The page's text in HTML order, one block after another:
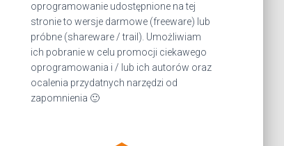
oprogramowanie udostępnione na tej
stronie to wersje darmowe (freeware) lub
próbne (shareware / trail). Umożliwiam
ich pobranie w celu promocji ciekawego
oprogramowania i / lub ich autorów oraz
ocalenia przydatnych narzędzi od
zapomnienia 🙂